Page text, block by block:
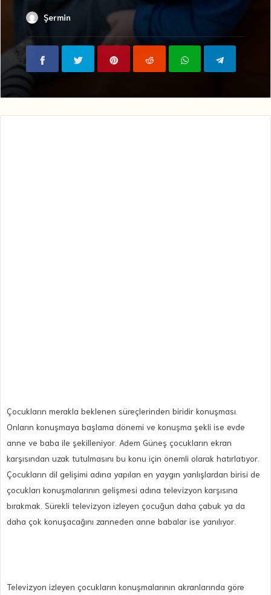
Şermin
Çocukların merakla beklenen süreçlerinden biridir konuşması.
Onların konuşmaya başlama dönemi ve konuşma şekli ise evde
anne ve baba ile şekilleniyor. Adem Güneş çocukların ekran
karşısından uzak tutulmasını bu konu için önemli olarak hatırlatıyor.
Çocukların dil gelişimi adına yapılan en yaygın yanlışlardan birisi de
çocukları konuşmalarının gelişmesi adına televizyon karşısına
bırakmak. Sürekli televizyon izleyen çocuğun daha çabuk ya da
daha çok konuşacağını zanneden anne babalar ise yanılıyor.
Televizyon izleyen çocukların konuşmalarının akranlarında göre